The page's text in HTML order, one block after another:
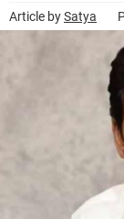
Article bySatya